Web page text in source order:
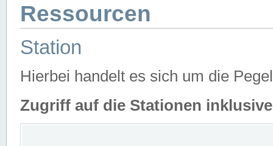
Ressourcen
Station
Hierbei handelt es sich um die
Zugriff auf die Stationen